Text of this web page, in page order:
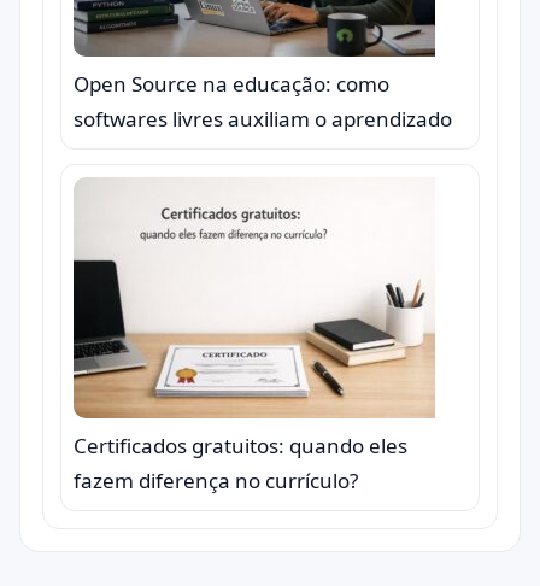
Open Source na educação: como
softwares livres auxiliam o aprendizado
Certificados gratuitos: quando eles
fazem diferença no currículo?